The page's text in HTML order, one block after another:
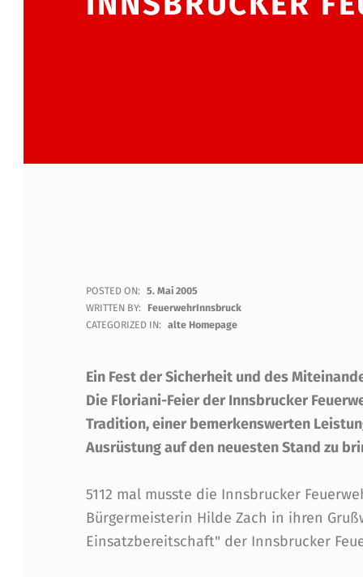
F
L
O
R
I
A
N
I
POSTED ON: 5. Mai 2005
WRITTEN BY: FeuerwehrInnsbruck
CATEGORIZED IN: alte Homepage
Ein Fest der Sicherheit und des
Die Floriani-Feier der Innsbrucker
Tradition, einer bemerkenswerten
Ausrüstung auf den neuesten Stand zu
5112 mal musste die Innsbrucker
Bürgermeisterin Hilde Zach in ihren
Einsatzbereitschaft" der Innsbrucker